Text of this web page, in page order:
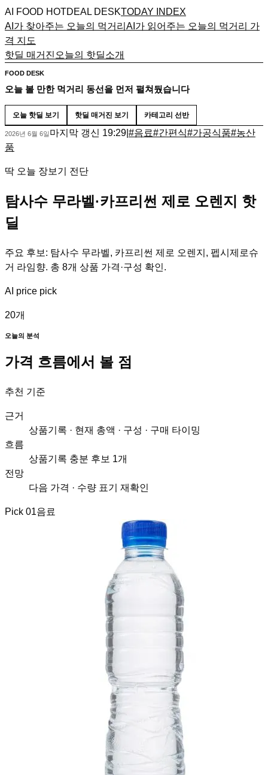
AI FOOD HOTDEAL DESKTODAY INDEX
AI가 찾아주는 오늘의 먹거리 AI가 읽어주는 오늘의 먹거리 가
격 지도
핫딜 매거진 오늘의 핫딜소개
FOOD DESK
오늘 볼 만한 먹거리 동선을 먼저 펼쳐뒀습니다
오늘 핫딜 보기 핫딜 매거진 보기 카테고리 선반
2026년 6월 6일 마지막 갱신 19:29 #음료#간편식#가공식품#농산
품
딱 오늘 장보기 전단
탐사수 무라벨·카프리썬 제로 오렌지 핫
딜
주요 후보: 탐사수 무라벨, 카프리썬 제로 오렌지, 펩시제로슈
거 라임향. 총 8개 상품 가격·구성 확인.
AI price pick
20개
오늘의 분석
가격 흐름에서 볼 점
추천 기준
근거
상품기록 · 현재 총액 · 구성 · 구매 타이밍
흐름
상품기록 충분 후보 1개
전망
다음 가격 · 수량 표기 재확인
Pick 01음료